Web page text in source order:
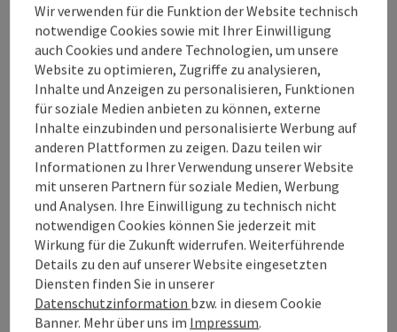
Die Wohnküche und das Schlafzimmer (Bettwäsche
vorhanden) sind südseitig mit wunderschönen Blick
auf den Garten ausgerichtet.
Im Badezimmer gibt es Föhn und Handtücher.
In unmittelbarer Nähe befinden sich zwei große
Spielplätze (ca. 2 bzw. 6 Gehminuten), der Stadtplatz
Altheim (ca. 5 Gehminuten) mit
Einkaufsgelegenheiten, Restaurants, Bars, Cafe's.
Mit Ihrer Gästekarte erhalten Sie kostenlosen Eintritt
ins geheizte Freibad von Altheim (15 Gehminuten)
sowie zu anderen Ausflugszielen wie z.B.
Römermuseum,...
Unsere Ferienwohung ...
Wir verwenden für die Funktion der Website technisch
notwendige Cookies sowie mit Ihrer Einwilligung
auch Cookies und andere Technologien, um unsere
Website zu optimieren, Zugriffe zu analysieren,
Inhalte und Anzeigen zu personalisieren, Funktionen
für soziale Medien anbieten zu können, externe
Inhalte einzubinden und personalisierte Werbung auf
anderen Plattformen zu zeigen. Dazu teilen wir
Informationen zu Ihrer Verwendung unserer Website
mit unseren Partnern für soziale Medien, Werbung
und Analysen. Ihre Einwilligung zu technisch nicht
notwendigen Cookies können Sie jederzeit mit
Wirkung für die Zukunft widerrufen. Weiterführende
Details zu den auf unserer Website eingesetzten
Diensten finden Sie in unserer
Datenschutzinformation bzw. in diesem Cookie
Banner. Mehr über uns im Impressum.